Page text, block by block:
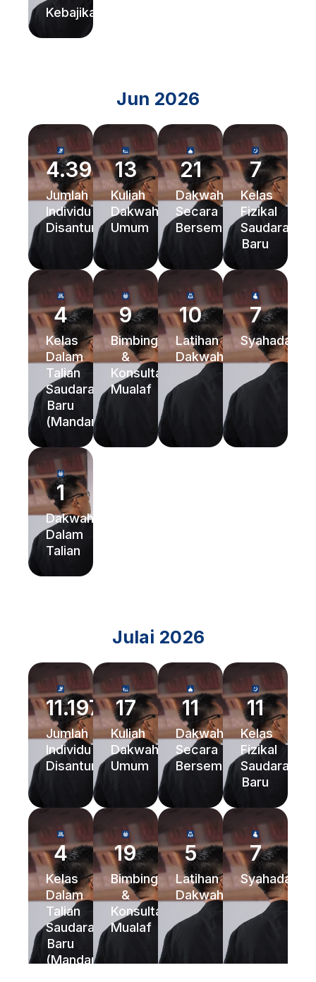
Kebajikan
Jun 2026
4.395
Jumlah
Individu
Disantuni
13
Kuliah
Dakwah
Umum
21
Dakwah
Secara
Bersemuka
7
Kelas
Fizikal
Saudara
Baru
4
Kelas
Dalam
Talian
Saudara
Baru
(Mandarin)
9
Bimbingan
&
Konsultasi
Mualaf
10
Latihan
Dakwah
7
Syahadah
1
Dakwah
Dalam
Talian
Julai 2026
11.197
Jumlah
Individu
Disantuni
17
Kuliah
Dakwah
Umum
11
Dakwah
Secara
Bersemuka
11
Kelas
Fizikal
Saudara
Baru
4
Kelas
Dalam
Talian
Saudara
Baru
(Mandarin)
19
Bimbingan
&
Konsultasi
Mualaf
5
Latihan
Dakwah
7
Syahadah